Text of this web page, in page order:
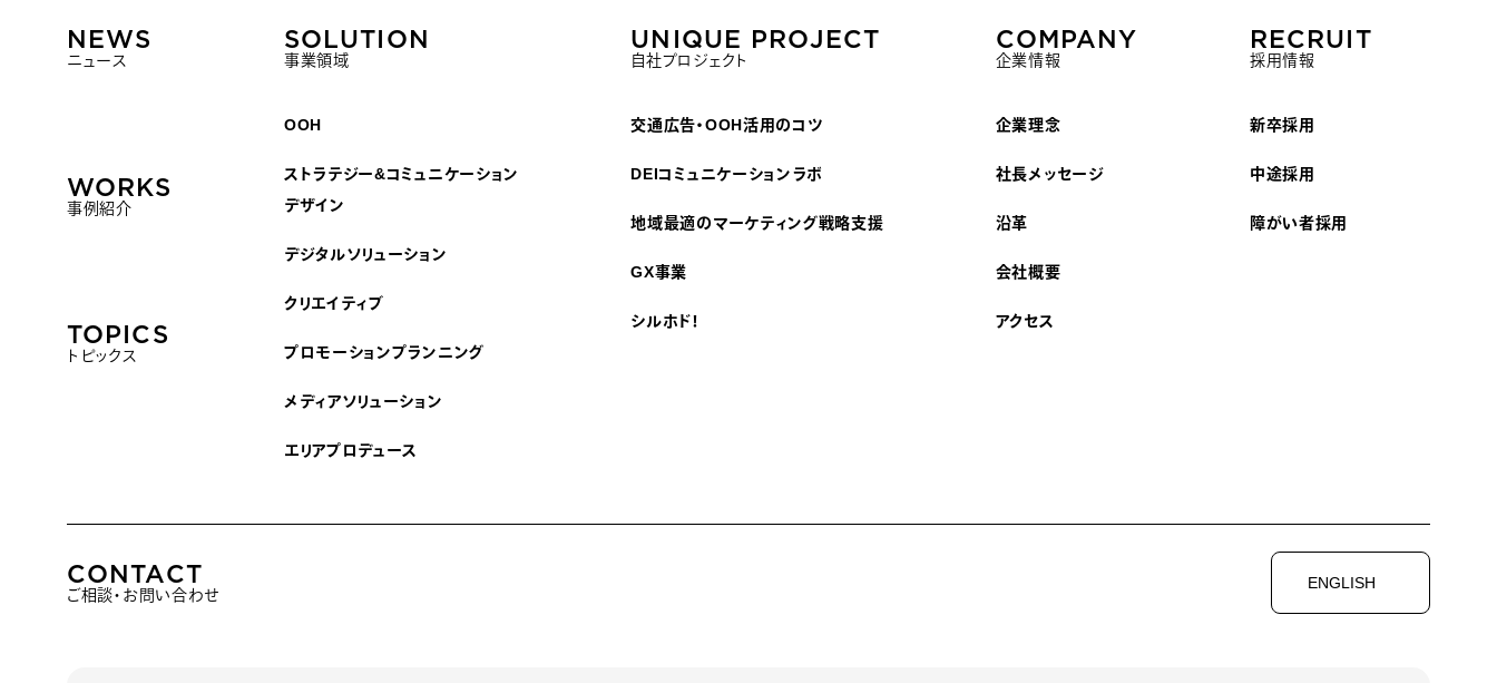
NEWS
ニュース
WORKS
事例紹介
TOPICS
トピックス
SOLUTION
事業領域
OOH
ストラテジー&コミュニケーション
デザイン
デジタルソリューション
クリエイティブ
プロモーションプランニング
メディアソリューション
エリアプロデュース
UNIQUE PROJECT
自社プロジェクト
交通広告・OOH活用のコツ
DEIコミュニケーションラボ
地域最適のマーケティング戦略支援
GX事業
シルホド！
COMPANY
企業情報
企業理念
社長メッセージ
沿革
会社概要
アクセス
RECRUIT
採用情報
新卒採用
中途採用
障がい者採用
CONTACT
ご相談・お問い合わせ
ENGLISH